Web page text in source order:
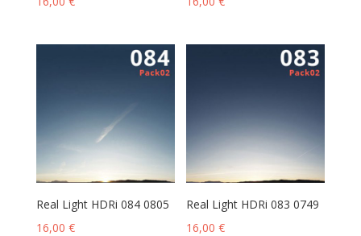
Real Light HDRi 084 0805
16,00 €
Real Light HDRi 083 0749
16,00€